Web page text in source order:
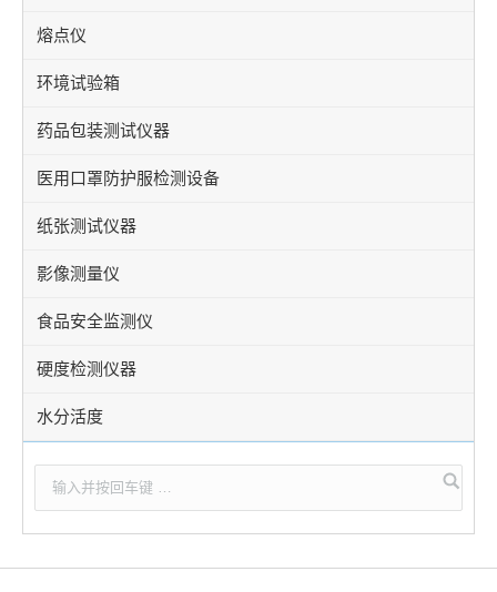
熔点仪
环境试验箱
药品包装测试仪器
医用口罩防护服检测设备
纸张测试仪器
影像测量仪
食品安全监测仪
硬度检测仪器
水分活度